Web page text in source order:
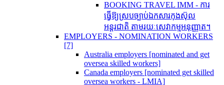
BOOKING TRAVEL IMM - ការ
ធ្វើឱ្យស្របច្បាប់ឯកសារកុងស៊ុល
អន្តរជាតិ តាមរយៈសេវាកម្មអនុញ្ញាត។
EMPLOYERS - NOMINATION WORKERS
[7]
Australia employers [nominated and get
oversea skilled workers]
Canada employers [nominated get skilled
oversea workers - LMIA]